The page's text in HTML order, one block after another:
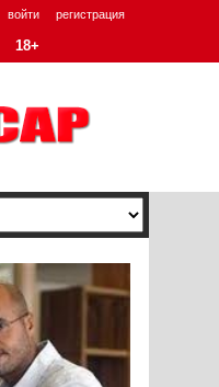
войти регистрация
18+